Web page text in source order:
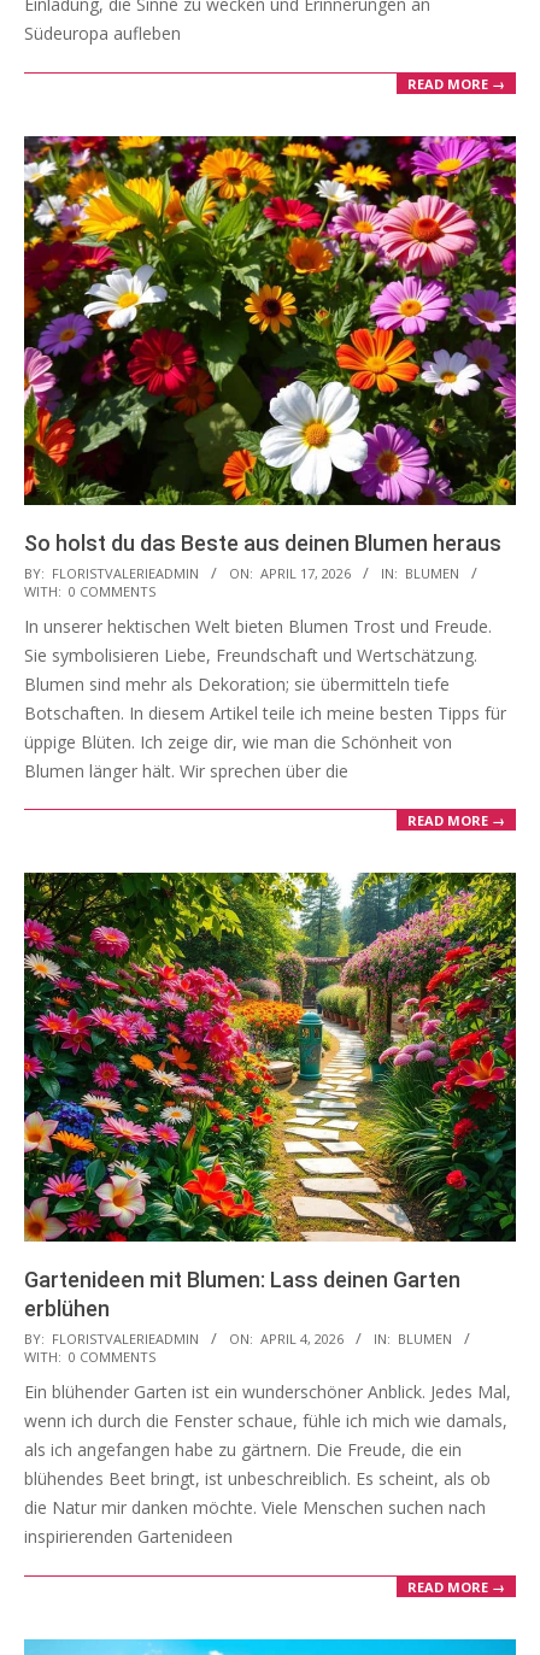
Südeuropa aufleben
READ MORE →
So holst du das Beste aus deinen Blumen heraus
2026-
04-
17
BY: FLORISTVALERIEADMIN ON: APRIL 17, 2026 IN: BLUMEN
WITH: 0 COMMENTS
In unserer hektischen Welt bieten Blumen Trost und Freude.
Sie symbolisieren Liebe, Freundschaft und Wertschätzung.
Blumen sind mehr als Dekoration; sie übermitteln tiefe
Botschaften. In diesem Artikel teile ich meine besten Tipps für
üppige Blüten. Ich zeige dir, wie man die Schönheit von
Blumen länger hält. Wir sprechen über die
READ MORE →
Gartenideen mit Blumen: Lass deinen Garten
erblühen
2026-
04-
04
BY: FLORISTVALERIEADMIN ON: APRIL 4, 2026 IN: BLUMEN
WITH: 0 COMMENTS
Ein blühender Garten ist ein wunderschöner Anblick. Jedes Mal,
wenn ich durch die Fenster schaue, fühle ich mich wie damals,
als ich angefangen habe zu gärtnern. Die Freude, die ein
blühendes Beet bringt, ist unbeschreiblich. Es scheint, als ob
die Natur mir danken möchte. Viele Menschen suchen nach
inspirierenden Gartenideen
READ MORE →